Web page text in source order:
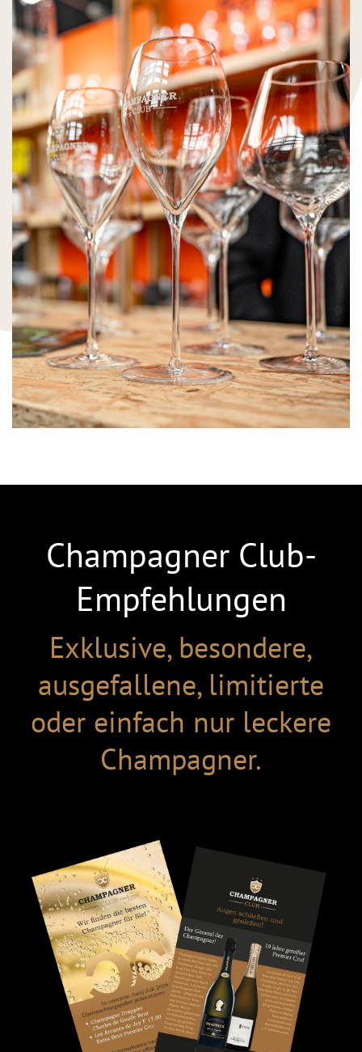
Champagner Club-
Empfehlungen
Exklusive, besondere,
ausgefallene, limitierte
oder einfach nur leckere
Champagner.